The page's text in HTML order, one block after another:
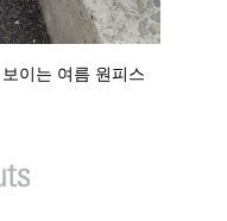
이는 여름 원피스